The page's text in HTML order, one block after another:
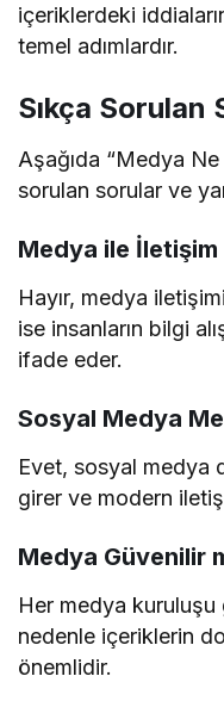
içeriklerdeki
temel adımlardır.
Sıkça Sorulan
Aşağıda “Medya
sorulan sorular ve
Medya ile İletişim
Hayır, medya
ise insanların bilgi
ifade eder.
Sosyal Medya
Evet, sosyal medya
girer ve modern
Medya Güvenilir
Her medya
nedenle içeriklerin
önemlidir.